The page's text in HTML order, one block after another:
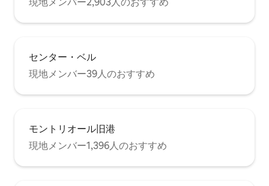
センター・ベル
現地メンバー39人のおすすめ
モントリオール旧港
現地メンバー1,396人のおすすめ